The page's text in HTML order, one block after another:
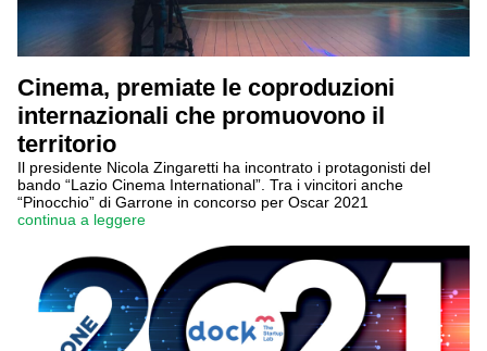
Cinema, premiate le coproduzioni
internazionali che promuovono il
territorio
Il presidente Nicola Zingaretti ha incontrato i protagonisti del
bando “Lazio Cinema International”. Tra i vincitori anche
“Pinocchio” di Garrone in concorso per Oscar 2021
continua a leggere